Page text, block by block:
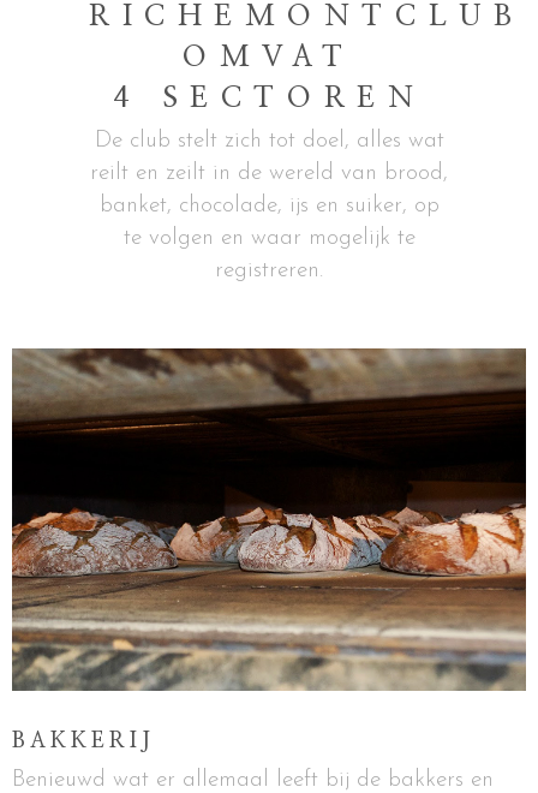
RICHEMONTCLUB
OMVAT
4 SECTOREN
De club stelt zich tot doel, alles wat
reilt en zeilt in de wereld van brood,
banket, chocolade, ijs en suiker, op
te volgen en waar mogelijk te
registreren.
BAKKERIJ
Benieuwd wat er allemaal leeft bij de bakkers en